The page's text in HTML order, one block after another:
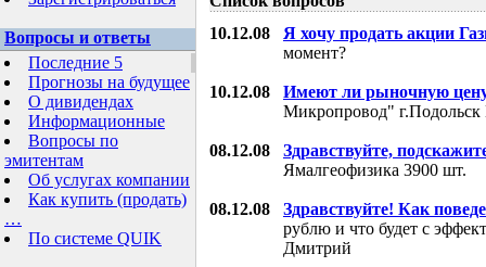
Вопросы и ответы
Последние 5
Прогнозы на будущее
О дивидендах
Информационные
Вопросы по
эмитентам
Об услугах компании
Как купить (продать)
…
По системе QUIK
10.12.08 Я хочу продать акции
момент?
10.12.08
Имеют ли рыночную
Микропровод"
08.12.08
Здравствуйте,
Ямалгеофизика 3900 шт.
08.12.08
Здравствуйте! Как
рублю и что будет с
Дмитрий